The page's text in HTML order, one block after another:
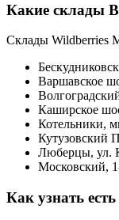
Какие склады
Склады Wildberries
Варшавское
Каширское
Котельники,
Кутузовский
Люберцы, ул.
Московский,
Как узнать